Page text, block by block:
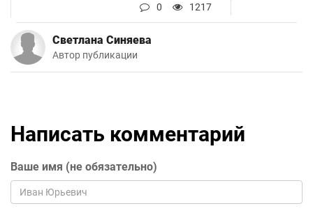
0 1217
Светлана Синяева
Автор публикации
Написать комментарий
Ваше имя (не обязательно)